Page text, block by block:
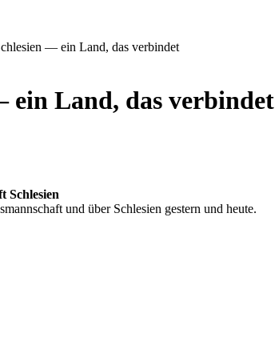
— ein Land, das verbindet
ein Land, das verbindet
Schlesien
und über Schlesien gestern und heute.